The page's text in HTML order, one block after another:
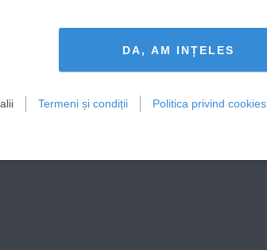
DA, AM INȚELES
Termeni și condiții Politica privind cookies